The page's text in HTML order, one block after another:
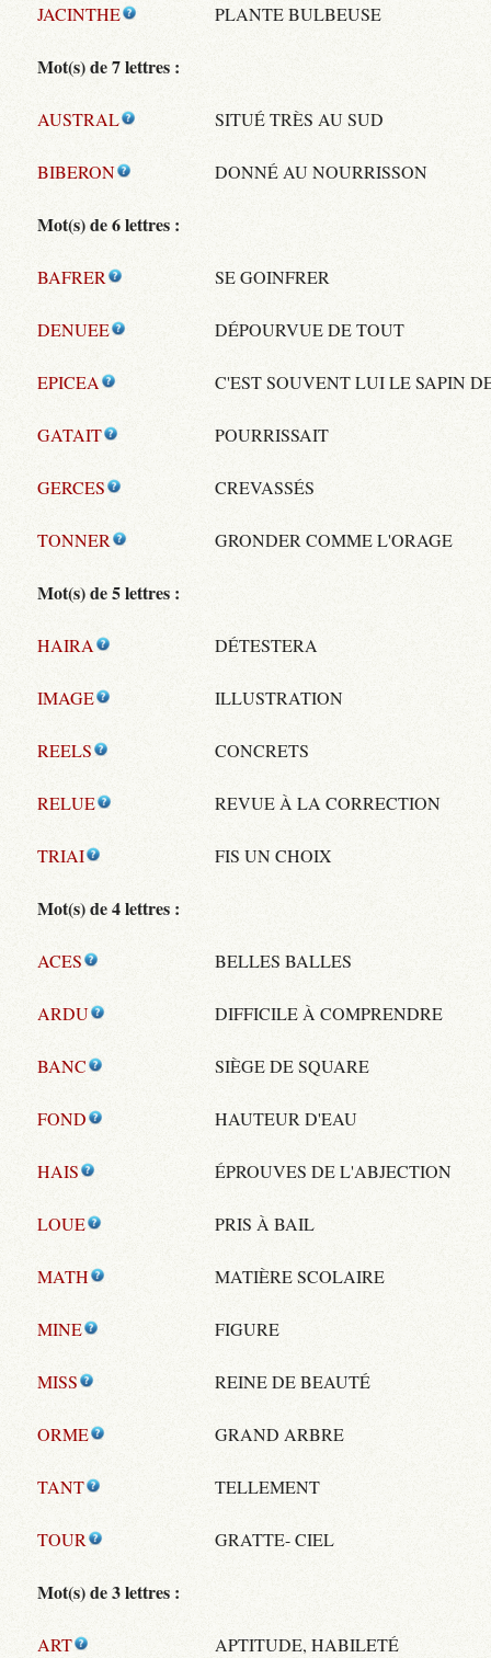
JACINTHE PLANTE BULBEUSE
Mot(s) de 7 lettres :
AUSTRAL SITUÉ TRÈS AU SUD
BIBERON DONNÉ AU NOURRISSON
Mot(s) de 6 lettres :
BAFRER SE GOINFRER
DENUEE DÉPOURVUE DE TOUT
EPICEA C'EST SOUVENT LUI LE SAPIN
GATAIT POURRISSAIT
GERCES CREVASSÉS
TONNER GRONDER COMME L'ORAGE
Mot(s) de 5 lettres :
HAIRA DÉTESTERA
IMAGE ILLUSTRATION
REELS CONCRETS
RELUE REVUE À LA CORRECTION
TRIAI FIS UN CHOIX
Mot(s) de 4 lettres :
ACES BELLES BALLES
ARDU DIFFICILE À COMPRENDRE
BANC SIÈGE DE SQUARE
FOND HAUTEUR D'EAU
HAIS ÉPROUVES DE L'ABJECTION
LOUE PRIS À BAIL
MATH MATIÈRE SCOLAIRE
MINE FIGURE
MISS REINE DE BEAUTÉ
ORME GRAND ARBRE
TANT TELLEMENT
TOUR GRATTE- CIEL
Mot(s) de 3 lettres :
ART APTITUDE, HABILETÉ